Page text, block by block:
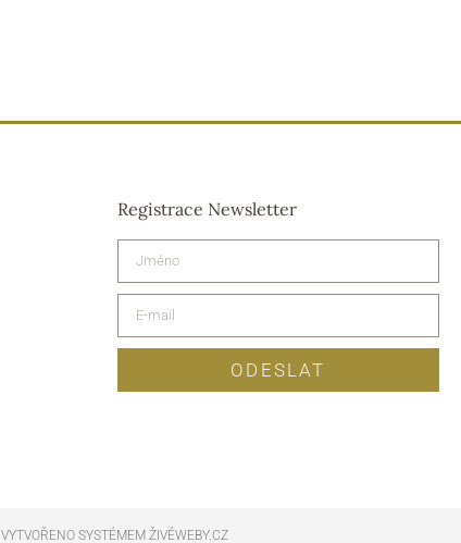
Registrace Newsletter
ODESLAT
VYTVOŘENO SYSTÉMEM ŽIVÉWEBY.CZ